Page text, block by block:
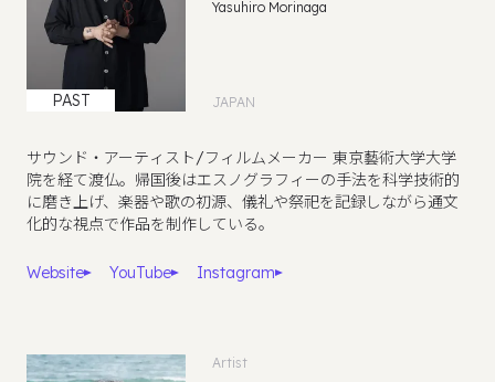
PAST
Yasuhiro Morinaga
JAPAN
サウンド・アーティスト/フィルムメーカー 東京藝術大学大学
院を経て渡仏。帰国後はエスノグラフィーの手法を科学技術的
に磨き上げ、楽器や歌の初源、儀礼や祭祀を記録しながら通文
化的な視点で作品を制作している。
Website YouTube Instagram
Artist